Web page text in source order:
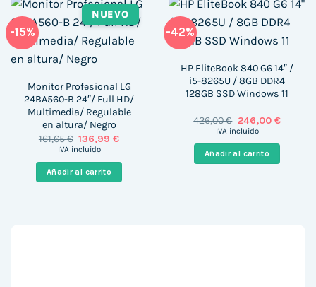
-15%
NUEVO
Monitor Profesional LG
24BA560-B 24″/ Full HD/
Multimedia/ Regulable
en altura/ Negro
161,65€ El
precio
era:
161,65 €.
136,99€El
es:
136,99 €.
IVA incluido
Añadir al carrito
-42%
HP EliteBook 840 G6 14″ /
i5-8265U / 8GB DDR4
128GB SSD Windows 11
426,00€ El
precio
era:
426,00 €.
246,00 €El
es:
246,00
IVA incluido
Añadir al carrito